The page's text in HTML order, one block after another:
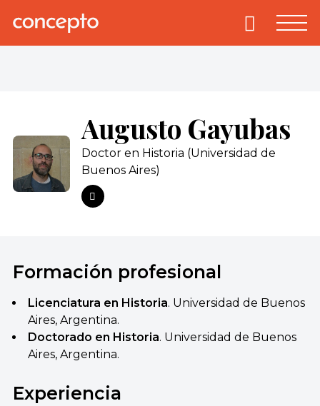
Primary
Augusto Gayubas
Doctor en Historia (Universidad de
Buenos Aires)
Formación profesional
Licenciatura en Historia. Universidad de Buenos
Aires, Argentina.
Doctorado en Historia. Universidad de Buenos
Aires, Argentina.
Experiencia